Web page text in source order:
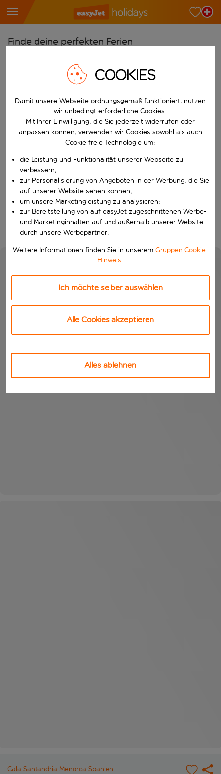
Finde deine perfekten Ferien
Wähle deine Flughäfen
Beginne mit der Eingabe für die automatische
Reiseziele finden
Nach
W&auml;hle ein Ab- und R&uuml;ckflugdatum aus.
Wähle deine Reisedaten
Wann
Wer
Suchen
Cala Santandria Menorca Spanien
COOKIES
Damit unsere Webseite ordnungsgemäß funktioniert, nutzen
wir unbedingt erforderliche Cookies.
Mit Ihrer Einwilligung, die Sie jederzeit widerrufen oder
anpassen können, verwenden wir Cookies sowohl als auch
Cookie freie Technologie um:
die Leistung und Funktionalität unserer Webseite zu
verbessern;
zur Personalisierung von Angeboten in der Werbung, die Sie
auf unserer Website sehen können;
um unsere Marketingleistung zu analysieren;
zur Bereitstellung von auf easyJet zugeschnittenen Werbe-
und Marketinginhalten auf und außerhalb unserer Website
durch unsere Werbepartner.
Weitere Informationen finden Sie in unserem Gruppen Cookie-
Hinweis.
Ich möchte selber auswählen
Alle Cookies akzeptieren
Alles ablehnen